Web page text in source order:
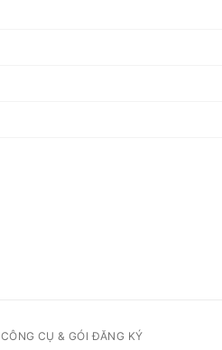
CÔNG CỤ & GÓI ĐĂNG KÝ